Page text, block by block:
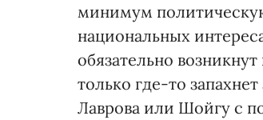
минимум
национальных
обязательно
только где-то
Лаврова или Шойгу с